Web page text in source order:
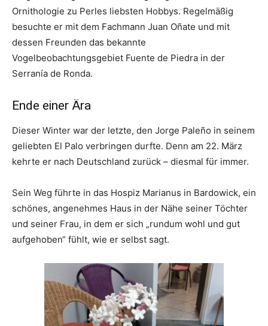
Ornithologie zu Perles liebsten Hobbys. Regelmäßig
besuchte er mit dem Fachmann Juan Oñate und mit
dessen Freunden das bekannte
Vogelbeobachtungsgebiet Fuente de Piedra in der
Serranía de Ronda.
Ende einer Ära
Dieser Winter war der letzte, den Jorge Paleño in seinem
geliebten El Palo verbringen durfte. Denn am 22. März
kehrte er nach Deutschland zurück – diesmal für immer.
Sein Weg führte in das Hospiz Marianus in Bardowick, ein
schönes, angenehmes Haus in der Nähe seiner Töchter
und seiner Frau, in dem er sich „rundum wohl und gut
aufgehoben“ fühlt, wie er selbst sagt.